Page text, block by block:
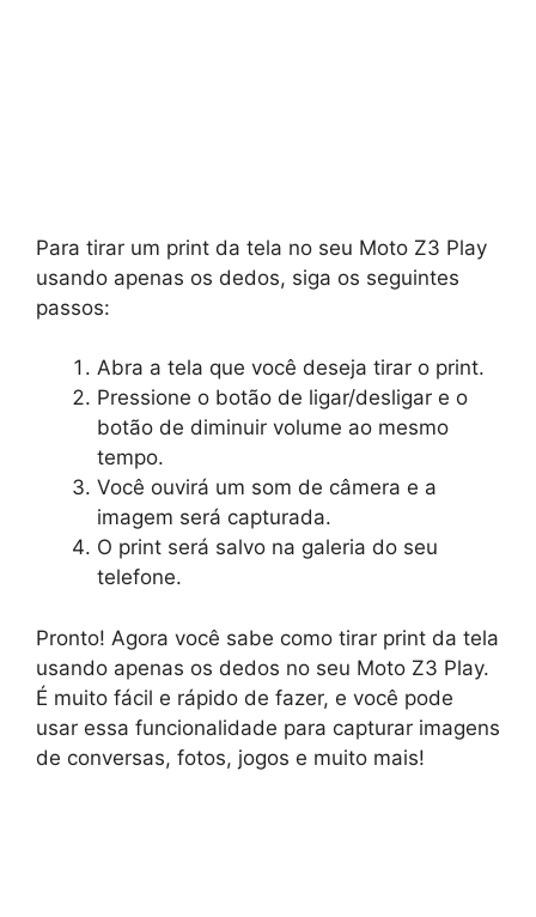
Para tirar um print da tela no seu Moto Z3 Play
usando apenas os dedos, siga os seguintes
passos:
Abra a tela que você deseja tirar o print.
Pressione o botão de ligar/desligar e o
botão de diminuir volume ao mesmo
tempo.
Você ouvirá um som de câmera e a
imagem será capturada.
O print será salvo na galeria do seu
telefone.
Pronto! Agora você sabe como tirar print da tela
usando apenas os dedos no seu Moto Z3 Play.
É muito fácil e rápido de fazer, e você pode
usar essa funcionalidade para capturar imagens
de conversas, fotos, jogos e muito mais!